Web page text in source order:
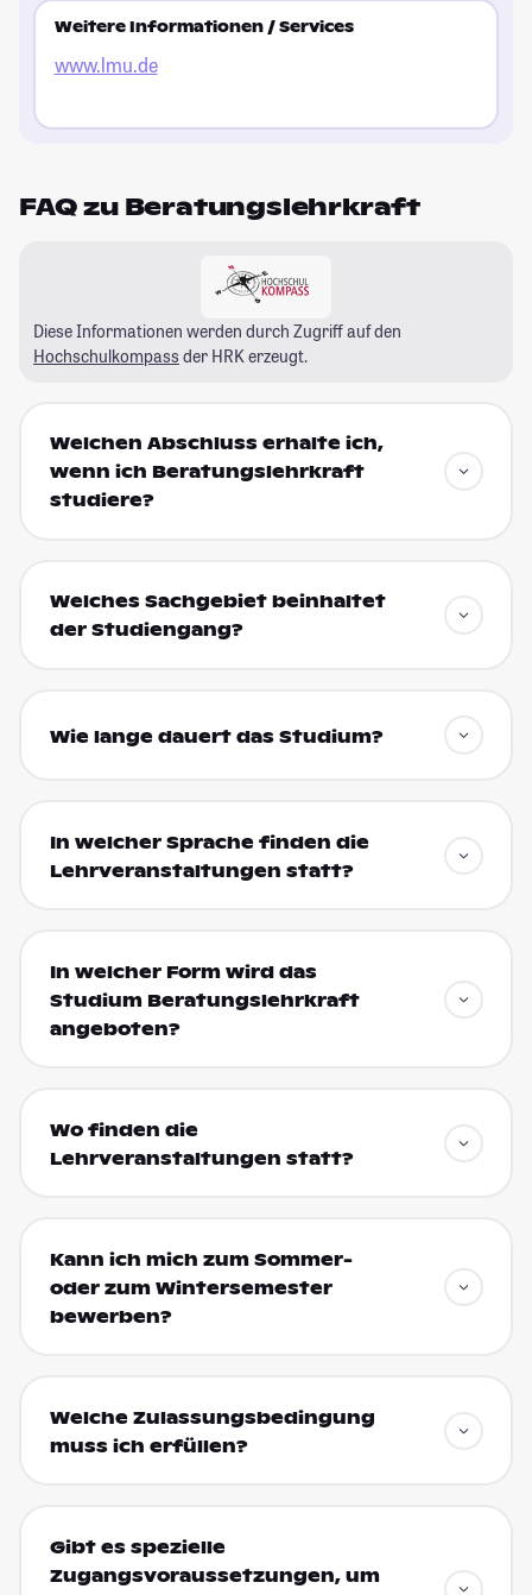
Weitere Informationen / Services
www.lmu.de
FAQ zu Beratungslehrkraft
Diese Informationen werden durch Zugriff auf den
Hochschulkompass der HRK erzeugt.
Welchen Abschluss erhalte ich,
wenn ich Beratungslehrkraft
studiere?
Welches Sachgebiet beinhaltet
der Studiengang?
Wie lange dauert das Studium?
In welcher Sprache finden die
Lehrveranstaltungen statt?
In welcher Form wird das
Studium Beratungslehrkraft
angeboten?
Wo finden die
Lehrveranstaltungen statt?
Kann ich mich zum Sommer-
oder zum Wintersemester
bewerben?
Welche Zulassungsbedingung
muss ich erfüllen?
Gibt es spezielle
Zugangsvoraussetzungen, um